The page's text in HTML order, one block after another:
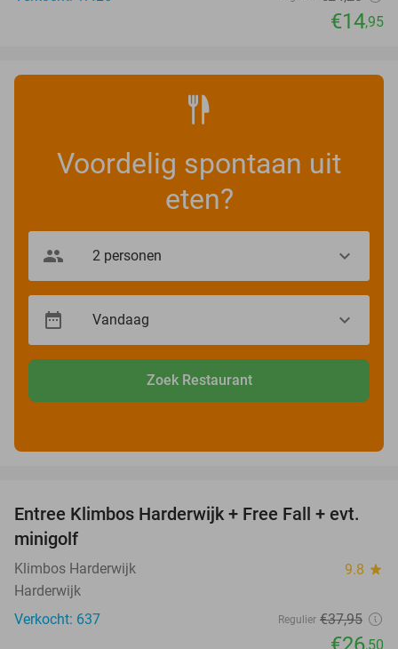
€14,95
Voordelig spontaan uit
eten?
Zoek Restaurant
30%
Entree Klimbos Harderwijk + Free Fall + evt.
minigolf
Klimbos Harderwijk 9.8 star
Harderwijk
Verkocht: 637
Regulier €37,95
,50